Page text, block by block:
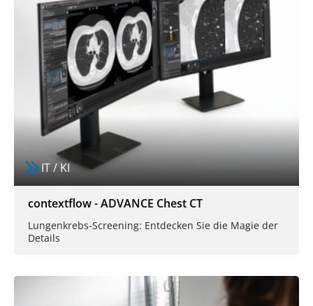
IT / KI
contextflow - ADVANCE Chest CT
Lungenkrebs-Screening: Entdecken Sie die Magie der
Details